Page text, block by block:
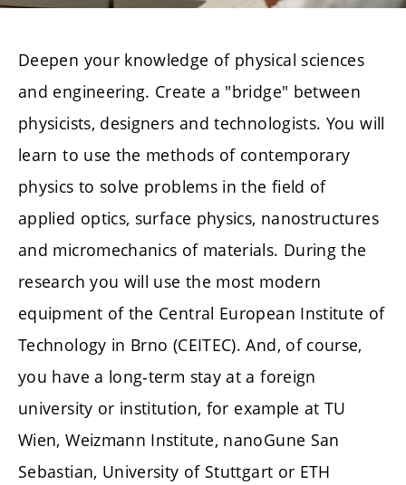
Deepen your knowledge of physical sciences
and engineering. Create a "bridge" between
physicists, designers and technologists. You will
learn to use the methods of contemporary
physics to solve problems in the field of
applied optics, surface physics, nanostructures
and micromechanics of materials. During the
research you will use the most modern
equipment of the Central European Institute of
Technology in Brno (CEITEC). And, of course,
you have a long-term stay at a foreign
university or institution, for example at TU
Wien, Weizmann Institute, nanoGune San
Sebastian, University of Stuttgart or ETH